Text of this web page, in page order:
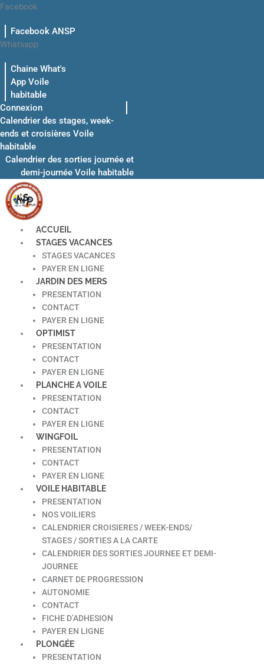
Aller
contenu
Facebook
Facebook ANSP
Whatsapp
Chaine What's
App Voile
habitable
Connexion
Calendrier des stages, week-
ends et croisières Voile
habitable
Calendrier des sorties journée et
demi-journée Voile habitable
ACCUEIL
STAGES VACANCES
STAGES VACANCES
PAYER EN LIGNE
JARDIN DES MERS
PRESENTATION
CONTACT
PAYER EN LIGNE
OPTIMIST
PRESENTATION
CONTACT
PAYER EN LIGNE
PLANCHE A VOILE
PRESENTATION
CONTACT
PAYER EN LIGNE
WINGFOIL
PRESENTATION
CONTACT
PAYER EN LIGNE
VOILE HABITABLE
PRESENTATION
NOS VOILIERS
CALENDRIER CROISIERES / WEEK-ENDS/
STAGES / SORTIES A LA CARTE
CALENDRIER DES SORTIES JOURNEE ET DEMI-
JOURNEE
CARNET DE PROGRESSION
AUTONOMIE
CONTACT
FICHE D’ADHESION
PAYER EN LIGNE
PLONGÉE
PRESENTATION